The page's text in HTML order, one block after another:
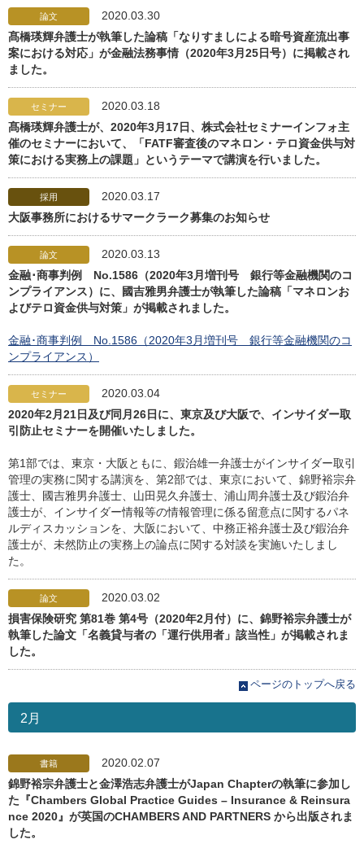
論文
2020.03.30
髙橋瑛輝弁護士が執筆した論稿「なりすましによる暗号資産流出事
案における対応」が金融法務事情（2020年3月25日号）に掲載され
ました。
セミナー
2020.03.18
髙橋瑛輝弁護士が、2020年3月17日、株式会社セミナーインフォ主
催のセミナーにおいて、「FATF審査後のマネロン・テロ資金供与対
策における実務上の課題」というテーマで講演を行いました。
採用
2020.03.17
大阪事務所におけるサマークラーク募集のお知らせ
論文
2020.03.13
金融･商事判例 No.1586（2020年3月増刊号 銀行等金融機関のコ
ンプライアンス）に、國吉雅男弁護士が執筆した論稿「マネロンお
よびテロ資金供与対策」が掲載されました。
金融･商事判例 No.1586（2020年3月増刊号 銀行等金融機関のコ
ンプライアンス）
セミナー
2020.03.04
2020年2月21日及び同月26日に、東京及び大阪で、インサイダー取
引防止セミナーを開催いたしました。
第1部では、東京・大阪ともに、鍜治雄一弁護士がインサイダー取引
管理の実務に関する講演を、第2部では、東京において、錦野裕宗弁
護士、國吉雅男弁護士、山田晃久弁護士、浦山周弁護士及び鍜治弁
護士が、インサイダー情報等の情報管理に係る留意点に関するパネ
ルディスカッションを、大阪において、中務正裕弁護士及び鍜治弁
護士が、未然防止の実務上の論点に関する対談を実施いたしまし
た。
論文
2020.03.02
損害保険研究 第81巻 第4号（2020年2月付）に、錦野裕宗弁護士が
執筆した論文「名義貸与者の「運行供用者」該当性」が掲載されま
した。
ページのトップへ戻る
2月
書籍
2020.02.07
錦野裕宗弁護士と金澤浩志弁護士がJapan Chapterの執筆に参加し
た『Chambers Global Practice Guides – Insurance & Reinsura
nce 2020』が英国のCHAMBERS AND PARTNERS から出版されま
した。